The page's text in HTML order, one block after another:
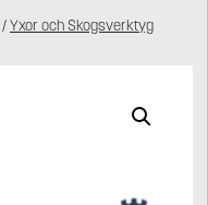
/Yxor och Skogsverktyg